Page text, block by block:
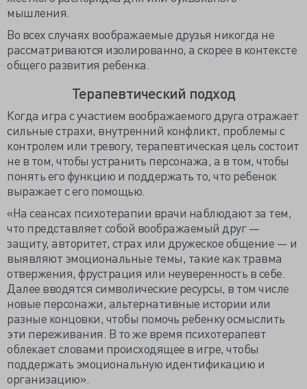
мышления.
Во всех случаях воображаемые друзья никогда не
рассматриваются изолированно, а скорее в контексте
общего развития ребенка.
Терапевтический подход
Когда игра с участием воображаемого друга отражает
сильные страхи, внутренний конфликт, проблемы с
контролем или тревогу, терапевтическая цель состоит
не в том, чтобы устранить персонажа, а в том, чтобы
понять его функцию и поддержать то, что ребенок
выражает с его помощью.
«На сеансах психотерапии врачи наблюдают за тем,
что представляет собой воображаемый друг —
защиту, авторитет, страх или дружеское общение — и
выявляют эмоциональные темы, такие как травма
отвержения, фрустрация или неуверенность в себе.
Далее вводятся символические ресурсы, в том числе
новые персонажи, альтернативные истории или
разные концовки, чтобы помочь ребенку осмыслить
эти переживания. В то же время психотерапевт
облекает словами происходящее в игре, чтобы
поддержать эмоциональную идентификацию и
организацию».